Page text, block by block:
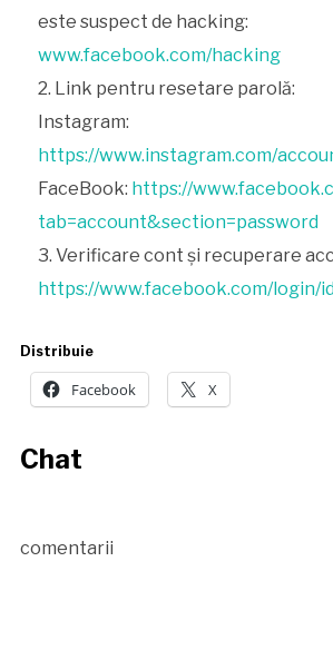
este suspect de hacking:
www.facebook.com/hacking
Link pentru resetare parolă:
Instagram:
https://www.instagram.com/
FaceBook: https://
tab=account&section=password
Verificare cont și recuperare
https://www.facebook.com/login/
Distribuie
Facebook X
Chat
comentarii